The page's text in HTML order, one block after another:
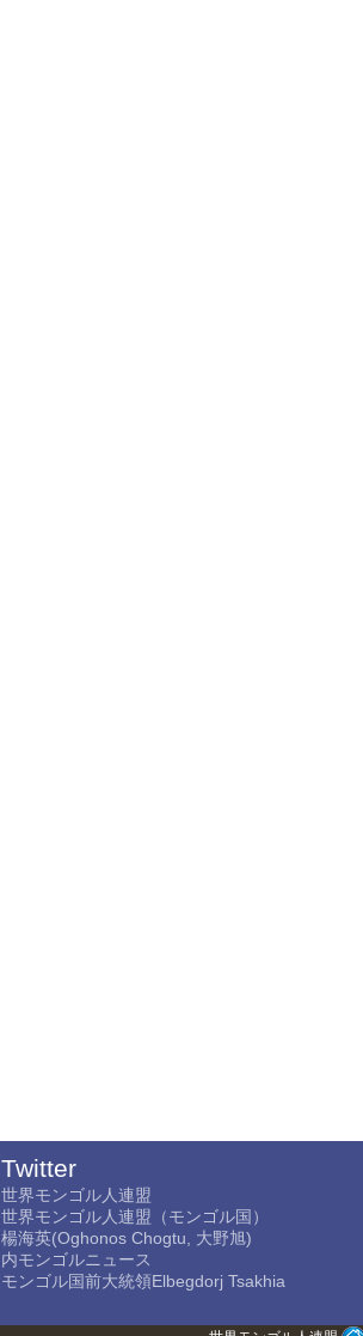
Twitter
世界モンゴル人連盟
世界モンゴル人連盟（モンゴル国）
楊海英(Oghonos Chogtu, 大野旭)
内モンゴルニュース
モンゴル国前大統領Elbegdorj Tsakhia